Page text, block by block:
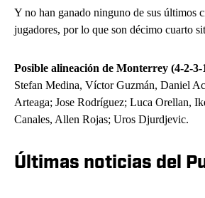
Y no han ganado ninguno de sus últimos
jugadores, por lo que son décimo cuarto
Posible alineación de Monterrey (4-2-3-
Stefan Medina, Víctor Guzmán, Daniel
Arteaga; Jose Rodríguez; Luca Orellan,
Canales, Allen Rojas; Uros Djurdjevic.
Últimas noticias del